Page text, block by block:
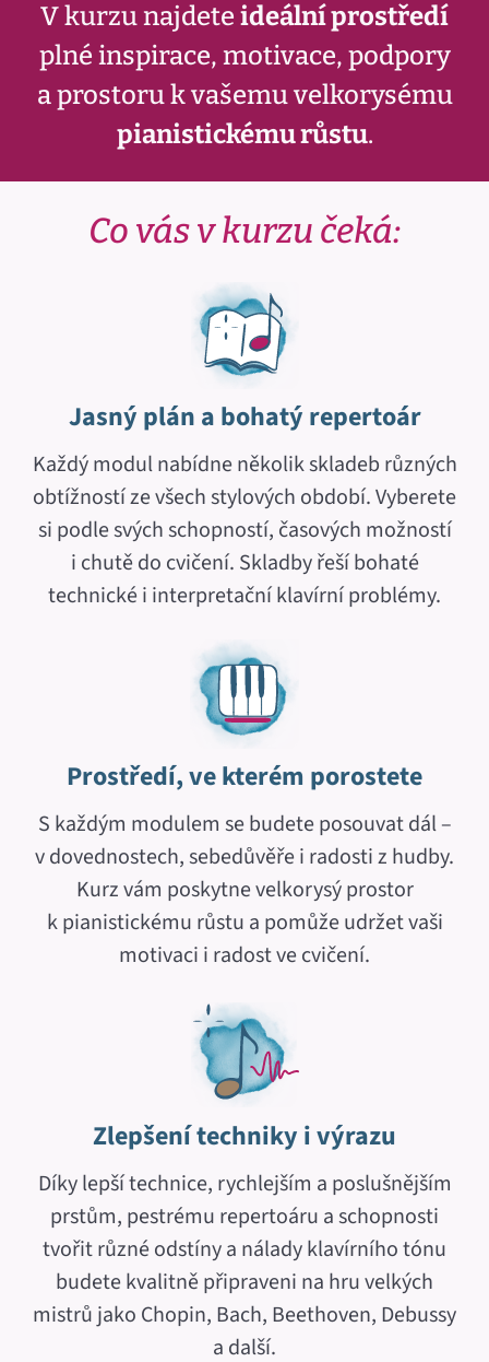
V kurzu najdete ideální prostředí
plné inspirace, motivace, podpory
a prostoru k vašemu velkorysému
pianistickému růstu.
Co vás v kurzu čeká:
Jasný plán a bohatý repertoár
Každý modul nabídne několik skladeb různých
obtížností ze všech stylových období. Vyberete
si podle svých schopností, časových možností
i chutě do cvičení. Skladby řeší bohaté
technické i interpretační klavírní problémy.
Prostředí, ve kterém porostete
S každým modulem se budete posouvat dál –
v dovednostech, sebedůvěře i radosti z hudby.
Kurz vám poskytne velkorysý prostor
k pianistickému růstu a pomůže udržet vaši
motivaci i radost ve cvičení.
Zlepšení techniky i výrazu
Díky lepší technice, rychlejším a poslušnějším
prstům, pestrému repertoáru a schopnosti
tvořit různé odstíny a nálady klavírního tónu
budete kvalitně připraveni na hru velkých
mistrů jako Chopin, Bach, Beethoven, Debussy
a další.